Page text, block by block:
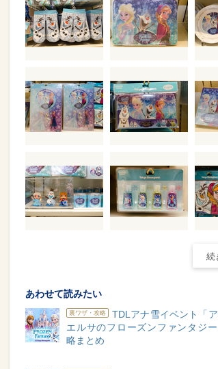
続
あわせて読みたい
裏ワザ・攻略
TDLアナ雪イベント「ア
エルサのフローズンファンタジ
略まとめ